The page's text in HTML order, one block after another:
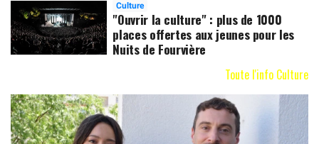
Culture
"Ouvrir la culture" : plus de 1000
places offertes aux jeunes pour les
Nuits de Fourvière
Toute l'info Culture